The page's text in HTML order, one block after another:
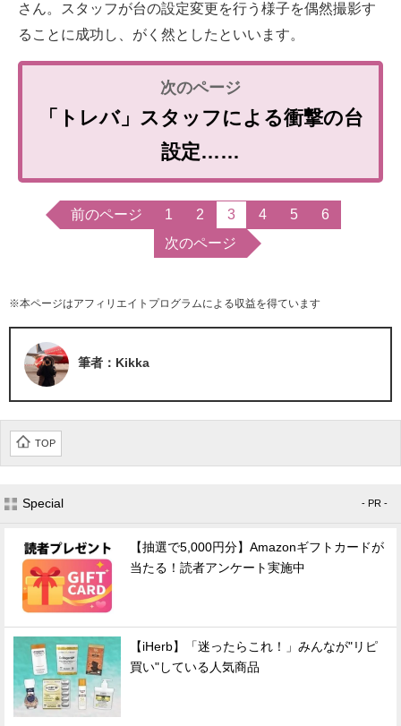
さん。スタッフが台の設定変更を行う様子を偶然撮影す
ることに成功し、がく然としたといいます。
「トレバ」スタッフによる衝撃の台
設定……
前のページ 1 2 3 4 5
6
次のページ
※本ページはアフィリエイトプログラムによる収益を得ています
筆者：Kikka
TOP
Special - PR -
【抽選で5,000円分】Amazonギフトカードが
当たる！読者アンケート実施中
【iHerb】「迷ったらこれ！」みんなが"リピ
買い"している人気商品